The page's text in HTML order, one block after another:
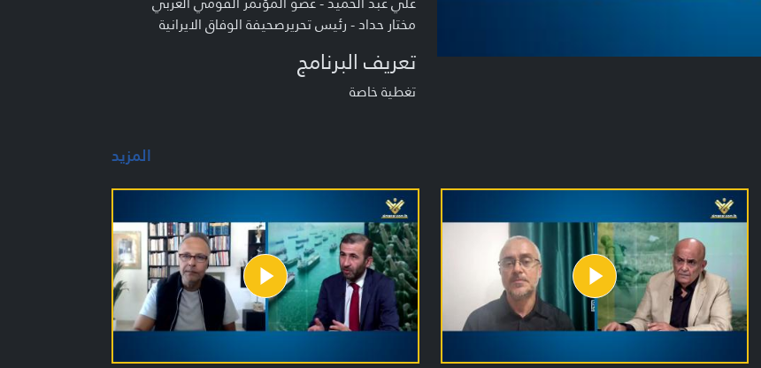
مختار حداد - رئيس تحريرصحيفة الوفاق الايرانية
تعريف البرنامج
تغطية خاصة
المزيد